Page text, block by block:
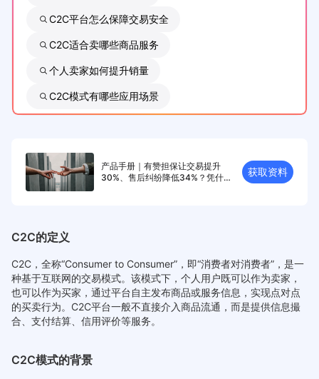
C2C平台怎么保障交易安全
C2C适合卖哪些商品服务
个人卖家如何提升销量
C2C模式有哪些应用场景
产品手册｜有赞担保让交易提升
30%、售后纠纷降低34%？凭什
获取资料
C2C的定义
C2C，全称“Consumer to Consumer”，即“消费者对消费者”，是一
种基于互联网的交易模式。该模式下，个人用户既可以作为卖家，
也可以作为买家，通过平台自主发布商品或服务信息，实现点对点
的买卖行为。C2C平台一般不直接介入商品流通，而是提供信息撮
合、支付结算、信用评价等服务。
C2C模式的背景